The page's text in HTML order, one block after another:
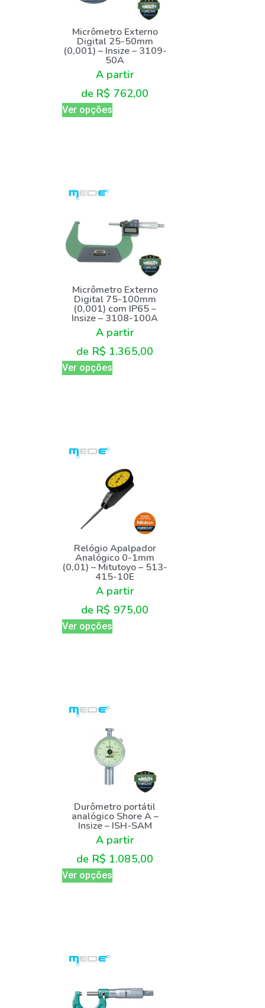
Micrômetro Externo
Digital 25-50mm
(0,001) – Insize – 3109-
50A
A partir
de R$ 762,00
Ver opções
Micrômetro Externo
Digital 75-100mm
(0,001) com IP65 –
Insize – 3108-100A
A partir
de R$ 1.365,00
Ver opções
Relógio Apalpador
Analógico 0-1mm
(0,01) – Mitutoyo – 513-
415-10E
A partir
de R$ 975,00
Ver opções
Durômetro portátil
analógico Shore A –
Insize – ISH-SAM
A partir
de R$ 1.085,00
Ver opções